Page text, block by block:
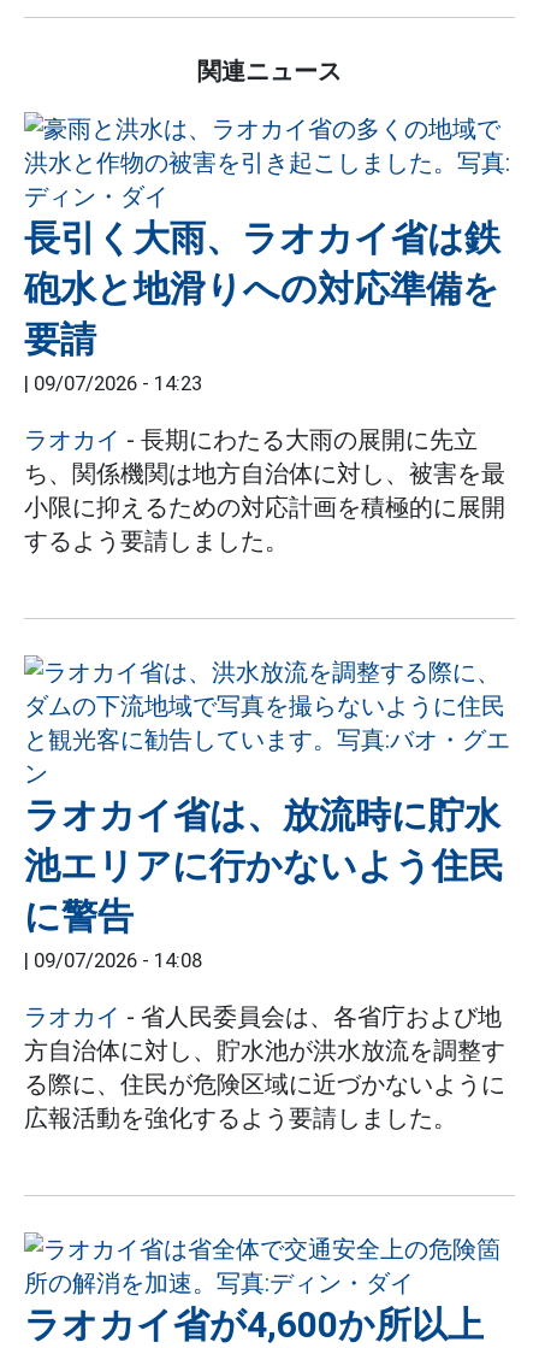
関連ニュース
長引く大雨、ラオカイ省は鉄
砲水と地滑りへの対応準備を
要請
09/07/2026 - 14:23
ラオカイ - 長期にわたる大雨の展開に先立
ち、関係機関は地方自治体に対し、被害を最
小限に抑えるための対応計画を積極的に展開
するよう要請しました。
ラオカイ省は、放流時に貯水
池エリアに行かないよう住民
に警告
09/07/2026 - 14:08
ラオカイ - 省人民委員会は、各省庁および地
方自治体に対し、貯水池が洪水放流を調整す
る際に、住民が危険区域に近づかないように
広報活動を強化するよう要請しました。
ラオカイ省が4,600か所以上